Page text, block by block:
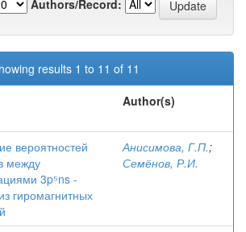
Authors/Record:
results 1 to 11 of 11
Author(s)
вероятностей
между
3p⁵ns -
гиромагнитных
Анисимова, Г.П.;
Семёнов, Р.И.